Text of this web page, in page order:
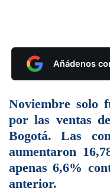
Añádenos
Noviembre solo
por las ventas
Bogotá. Las
aumentaron
apenas 6,6%
anterior.